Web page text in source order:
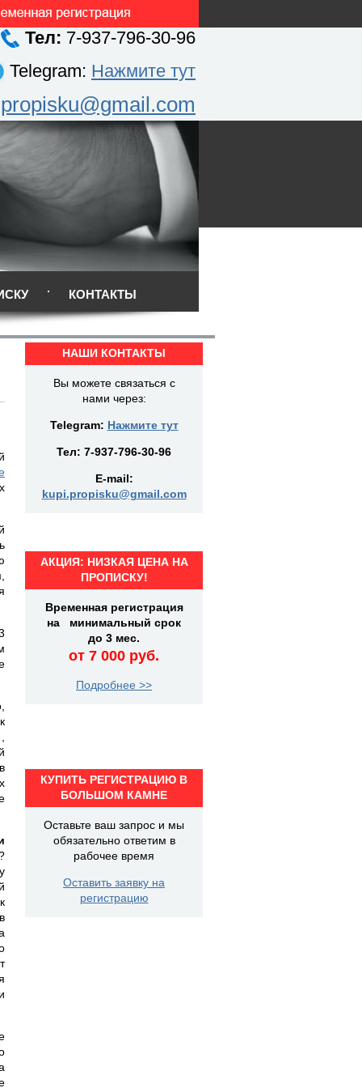
Тел: 7-937-796-30-96
Telegram: Нажмите тут
КОНТАКТЫ
НАШИ КОНТАКТЫ
Вы можете связаться с
нами через:
Telegram: Нажмите тут
Тел: 7-937-796-30-96
E-mail:
kupi.propisku@gmail.com
АКЦИЯ: НИЗКАЯ ЦЕНА НА
ПРОПИСКУ!
Временная регистрация
на минимальный срок
до 3 мес.
от 7 000 руб.
Подробнее >>
КУПИТЬ РЕГИСТРАЦИЮ В
БОЛЬШОМ КАМНЕ
Оставьте ваш запрос и мы
обязательно ответим в
рабочее время
Оставить заявку на
регистрацию